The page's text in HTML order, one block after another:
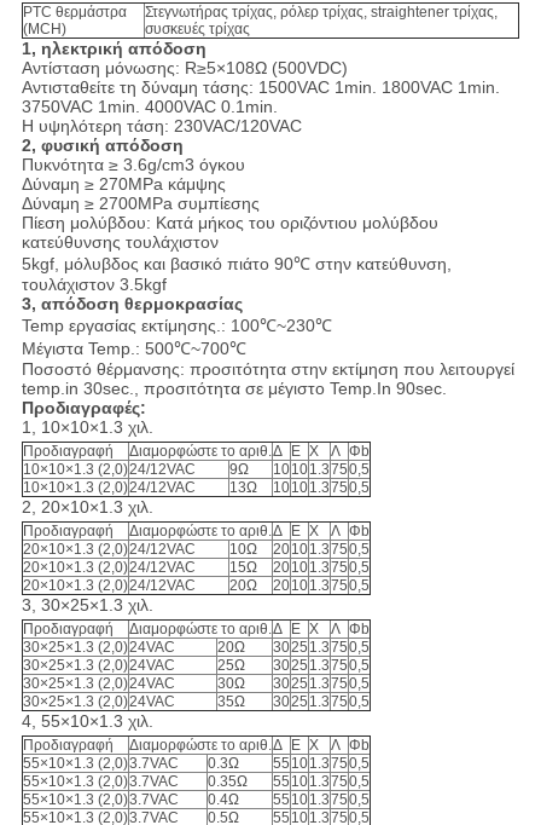
PTC θερμάστρα
(MCH)
Στεγνωτήρας τρίχας, ρόλερ τρίχας, straightener τρίχας,
συσκευές τρίχας
1, ηλεκτρική απόδοση
Αντίσταση μόνωσης: R≥5×108Ω (500VDC)
Αντισταθείτε τη δύναμη τάσης: 1500VAC 1min. 1800VAC 1min.
3750VAC 1min. 4000VAC 0.1min.
Η υψηλότερη τάση: 230VAC/120VAC
2, φυσική απόδοση
Πυκνότητα ≥ 3.6g/cm3 όγκου
Δύναμη ≥ 270MPa κάμψης
Δύναμη ≥ 2700MPa συμπίεσης
Πίεση μολύβδου: Κατά μήκος του οριζόντιου μολύβδου
κατεύθυνσης τουλάχιστον
5kgf, μόλυβδος και βασικό πιάτο 90℃ στην κατεύθυνση,
τουλάχιστον 3.5kgf
3, απόδοση θερμοκρασίας
Temp εργασίας εκτίμησης.: 100℃~230℃
Μέγιστα Temp.: 500℃~700℃
Ποσοστό θέρμανσης: προσιτότητα στην εκτίμηση που λειτουργεί
temp.in 30sec., προσιτότητα σε μέγιστο Temp.In 90sec.
Προδιαγραφές:
1, 10×10×1.3 χιλ.
Προδιαγραφή Διαμορφώστε το αριθ.Δ Ε Χ Λ Φb
10×10×1.3 (2,0)24/12VAC 9Ω 10101.3750,5
10×10×1.3 (2,0)24/12VAC 13Ω 10101.3750,5
2, 20×10×1.3 χιλ.
Προδιαγραφή Διαμορφώστε το αριθ.Δ Ε Χ Λ Φb
20×10×1.3 (2,0)24/12VAC 10Ω 20101.3750,5
20×10×1.3 (2,0)24/12VAC 15Ω 20101.3750,5
20×10×1.3 (2,0)24/12VAC 20Ω 20101.3750,5
3, 30×25×1.3 χιλ.
Προδιαγραφή Διαμορφώστε το αριθ.Δ Ε Χ Λ Φb
30×25×1.3 (2,0)24VAC 20Ω 3025 1.3750,5
30×25×1.3 (2,0)24VAC 25Ω 3025 1.3750,5
30×25×1.3 (2,0)24VAC 30Ω 3025 1.3750,5
30×25×1.3 (2,0)24VAC 35Ω 3025 1.3750,5
4, 55×10×1.3 χιλ.
Προδιαγραφή Διαμορφώστε το αριθ.Δ Ε Χ Λ Φb
55×10×1.3 (2,0)3.7VAC 0.3Ω 55 101.3750,5
55×10×1.3 (2,0)3.7VAC 0.35Ω 55 101.3750,5
55×10×1.3 (2,0)3.7VAC 0.4Ω 55 101.3750,5
55×10×1.3 (2,0)3.7VAC 0.5Ω 55 101.3750,5